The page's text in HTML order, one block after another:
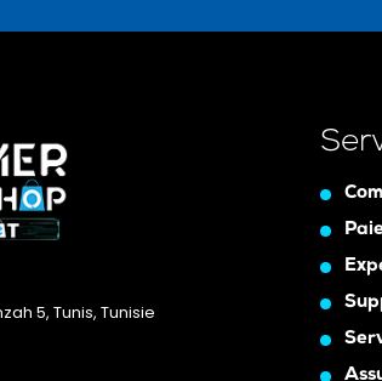
5, Tunis, Tunisie